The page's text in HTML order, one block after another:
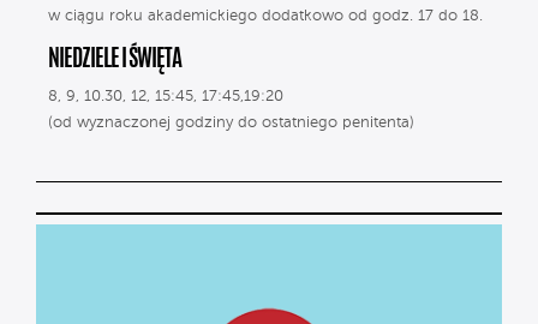
w ciągu roku akademickiego dodatkowo od godz. 17 do 18.
NIEDZIELE I ŚWIĘTA
8, 9, 10.30, 12, 15:45, 17:45,19:20
(od wyznaczonej godziny do ostatniego penitenta)